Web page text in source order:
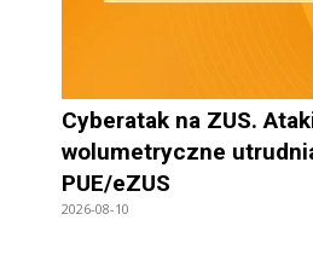
Cyberatak na ZUS.
wolumetryczne
PUE/eZUS
2026-08-10